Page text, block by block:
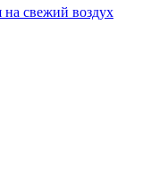
свежий воздух